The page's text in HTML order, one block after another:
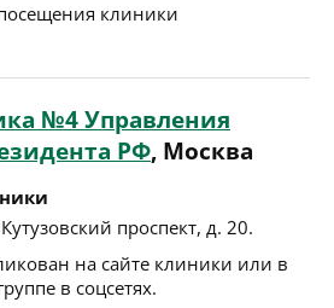
клиники
№4 Управления
РФ, Москва
Кутузовский проспект, д. 20.
на сайте клиники или в
в соцсетях.